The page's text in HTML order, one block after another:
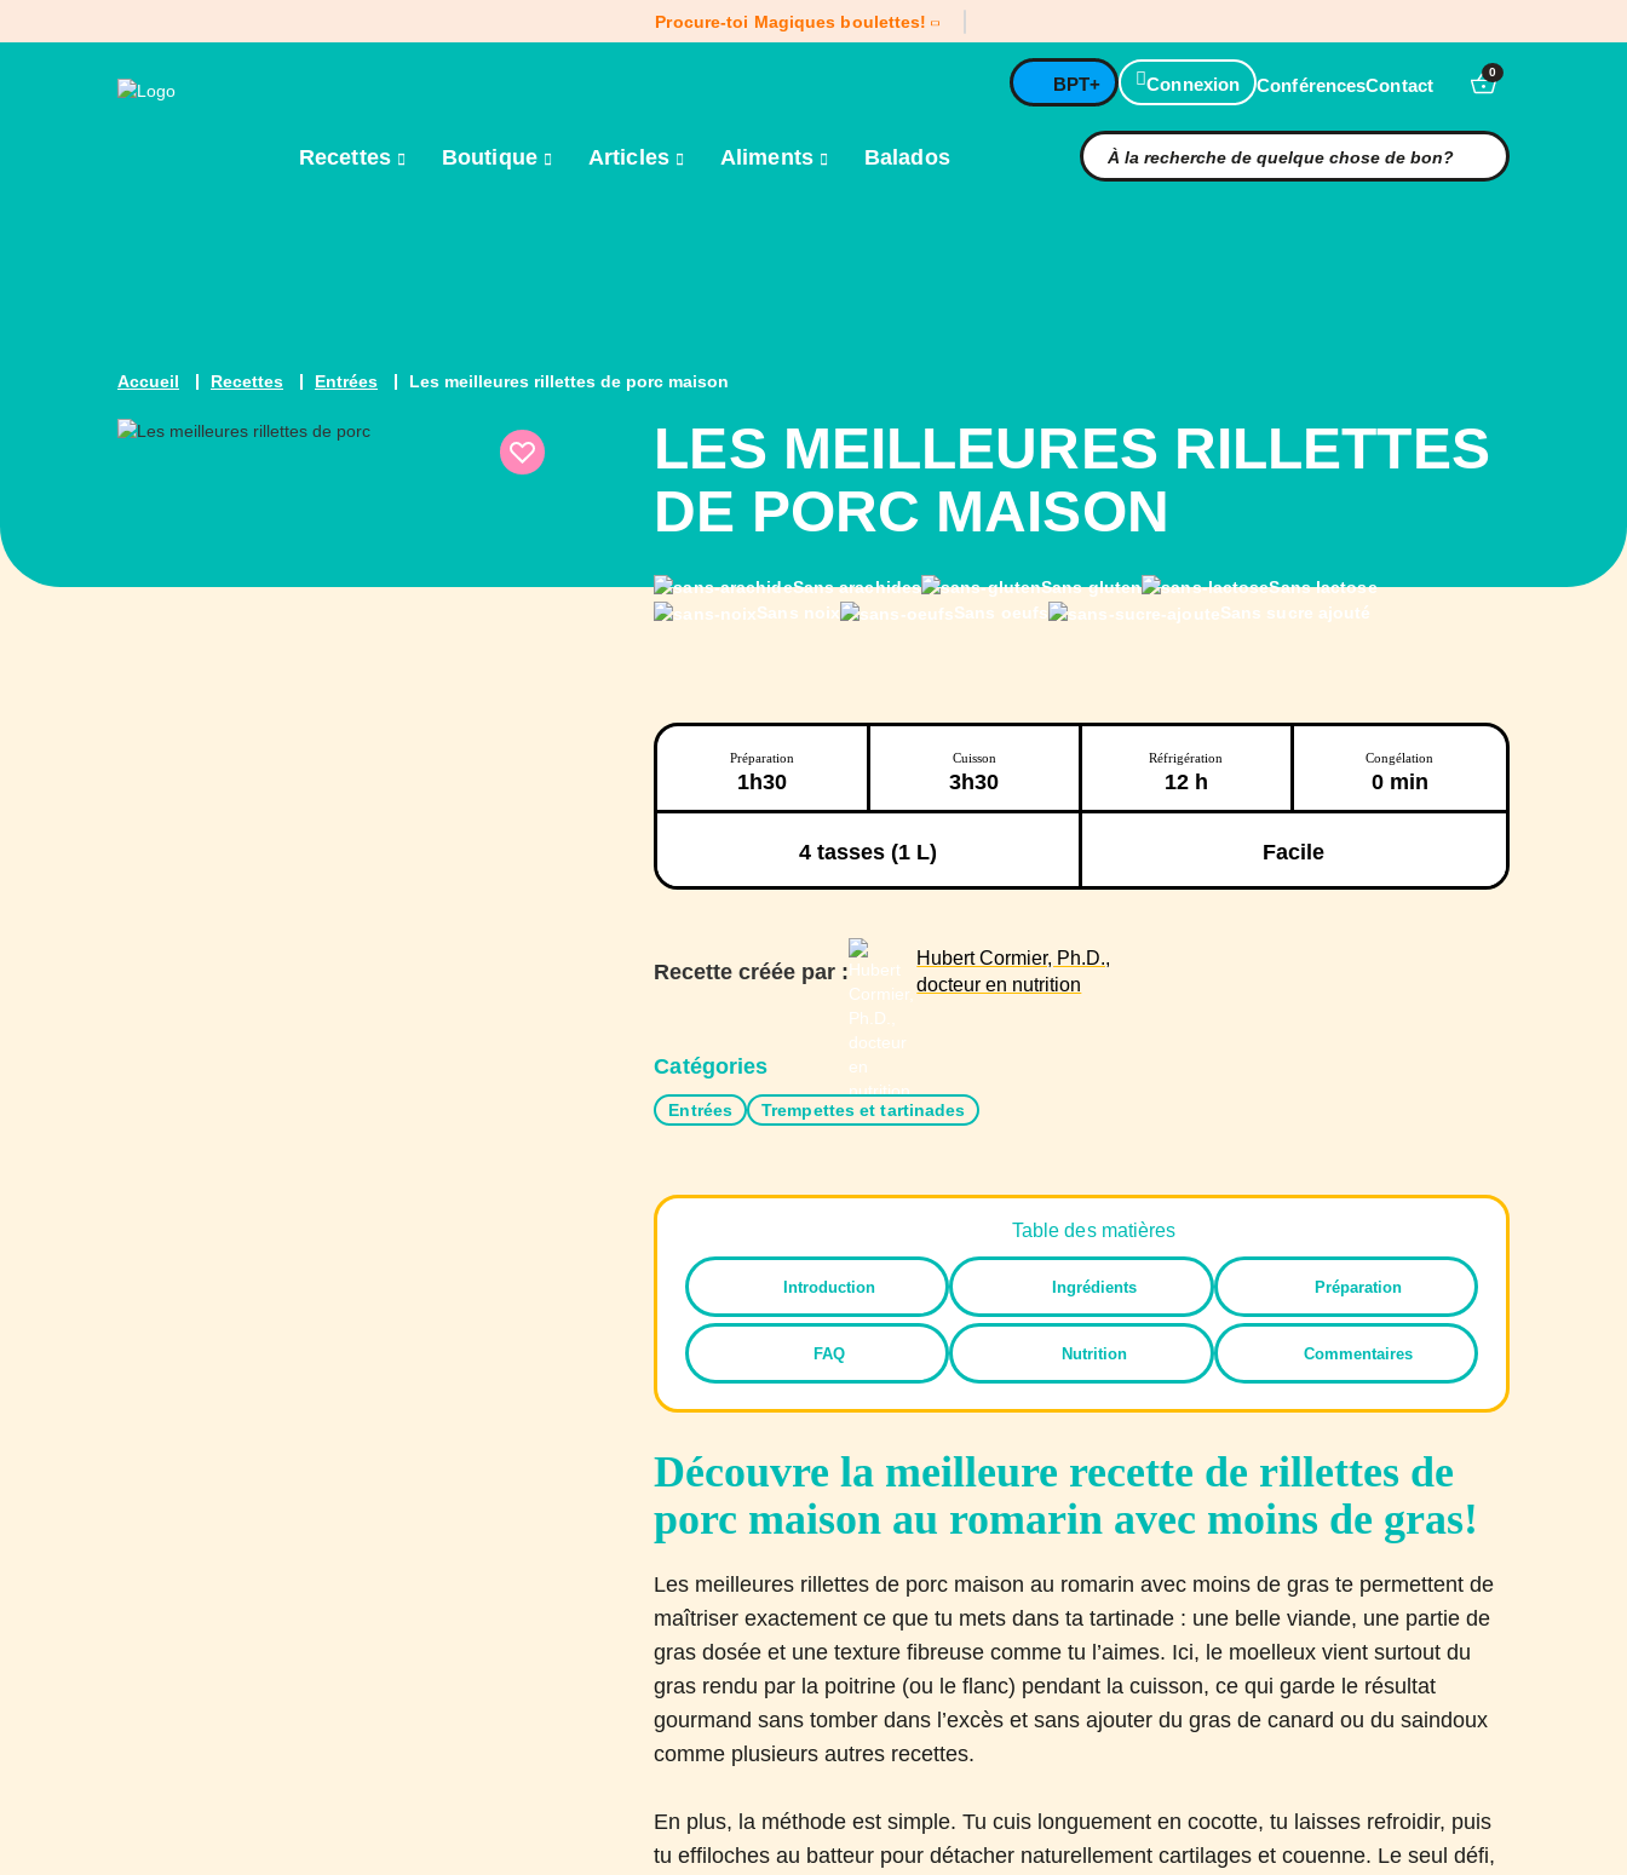
Procure-toi Magiques boulettes!
BPT+ Connexion ConférencesContact
0
Recettes Boutique Articles Aliments Balados
Accueil Recettes Entrées Les meilleures rillettes de porc maison
LES MEILLEURES RILLETTES
DE PORC MAISON
Sans arachides Sans gluten
Sans lactose
Sans noix
Sans oeufs Sans sucre ajouté
Préparation
1h30
Cuisson
3h30
Réfrigération
12 h
Congélation
0 min
4tasses (1 L) Facile
Recette créée par :
Hubert Cormier, Ph.D.,
docteur en nutrition
Catégories
Entrées Trempettes et tartinades
Table des matières
Introduction Ingrédients Préparation
FAQ Nutrition Commentaires
Découvre la meilleure recette de rillettes de
porc maison au romarin avec moins de gras!
Les meilleures rillettes de porc maison au romarin avec moins de gras te permettent de
maîtriser exactement ce que tu mets dans ta tartinade : une belle viande, une partie de
gras dosée et une texture fibreuse comme tu l’aimes. Ici, le moelleux vient surtout du
gras rendu par la poitrine (ou le flanc) pendant la cuisson, ce qui garde le résultat
gourmand sans tomber dans l’excès et sans ajouter du gras de canard ou du saindoux
comme plusieurs autres recettes.
En plus, la méthode est simple. Tu cuis longuement en cocotte, tu laisses refroidir, puis
tu effiloches au batteur pour détacher naturellement cartilages et couenne. Le seul défi,